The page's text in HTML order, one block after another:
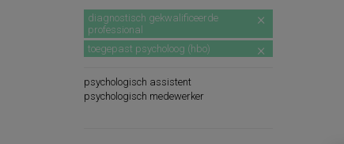
diagnostisch gekwalificeerde
professional
toegepast psycholoog (hbo)
psychologisch assistent
psychologisch medewerker